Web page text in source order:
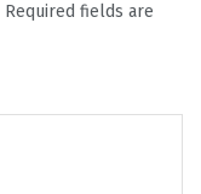
Required fields are